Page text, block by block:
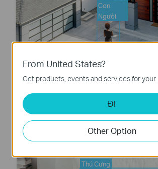
Con
Người
Thú Cưng
Phát Hiện Con Người
From United States?
Get products, events and services for your
ĐI
Other Option